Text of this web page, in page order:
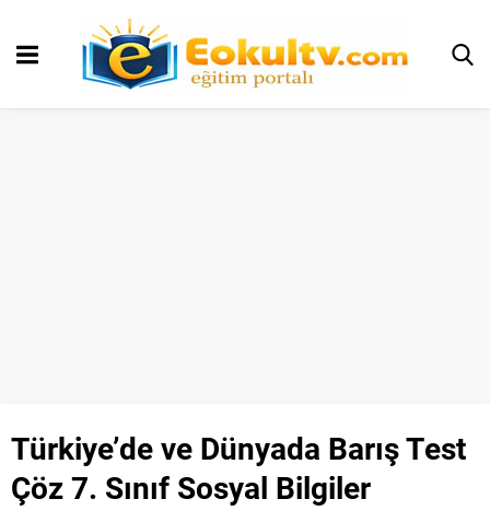
Türkiye’de ve Dünyada Barış Test
Çöz 7. Sınıf Sosyal Bilgiler